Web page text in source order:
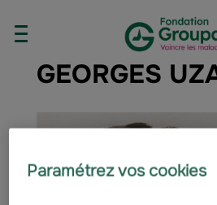
Aller à la
AFFICHER/MASQUER
MENU
GEORGES
Paramétrez vos cookies